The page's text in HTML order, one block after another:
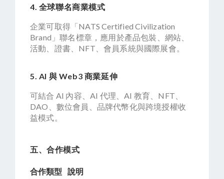
4. 全球聯名商業模式
企業可取得「NATS Certified Civilization
Brand」聯名標章，應用於產品包裝、網站、
活動、證書、NFT、會員系統與國際展會。
5. AI 與 Web3 商業延伸
可結合 AI 內容、AI 代理、AI 教育、NFT、
DAO、數位會員、品牌代幣化與跨境授權收
益模式。
五、合作模式
合作類型 說明